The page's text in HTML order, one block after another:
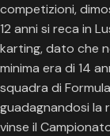
competizioni,
12 anni si reca in
karting, dato che
minima era di 14
squadra di
guadagnandosi la
vinse il